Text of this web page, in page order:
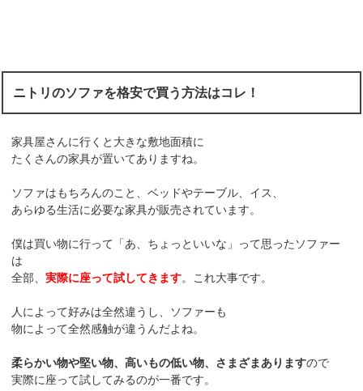
ニトリのソファを格安で買う方法はコレ！
家具屋さんに行くと大きな敷地面積に
たくさんの家具が置いてありますね。
ソファはもちろんのこと、ベッドやテーブル、イス、
あらゆる生活に必要な家具が販売されています。
僕は買い物に行って「あ、ちょっといいな」って思ったソファー
は
全部、実際に座って試してきます。これ大事です。
人によって好みは全然違うし、ソファーも
物によって全然感触が違うんだよね。
柔らかい物や堅い物、高いもの低い物、さまざまありますので
実際に座って試してみるのが一番です。